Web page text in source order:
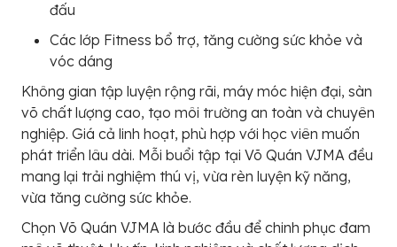
đấu
Các lớp Fitness bổ trợ, tăng cường sức khỏe và
vóc dáng
Không gian tập luyện rộng rãi, máy móc hiện đại, sàn
võ chất lượng cao, tạo môi trường an toàn và chuyên
nghiệp. Giá cả linh hoạt, phù hợp với học viên muốn
phát triển lâu dài. Mỗi buổi tập tại Võ Quán VJMA đều
mang lại trải nghiệm thú vị, vừa rèn luyện kỹ năng,
vừa tăng cường sức khỏe.
Chọn Võ Quán VJMA là bước đầu để chinh phục đam